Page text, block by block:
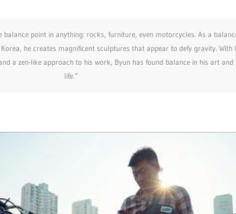
balance point in anything: rocks, furniture, even motorcycles. As a
he creates magnificent sculptures that appear to defy gravity. With
a zen-like approach to his work, Byun has found balance in his art and
life.“